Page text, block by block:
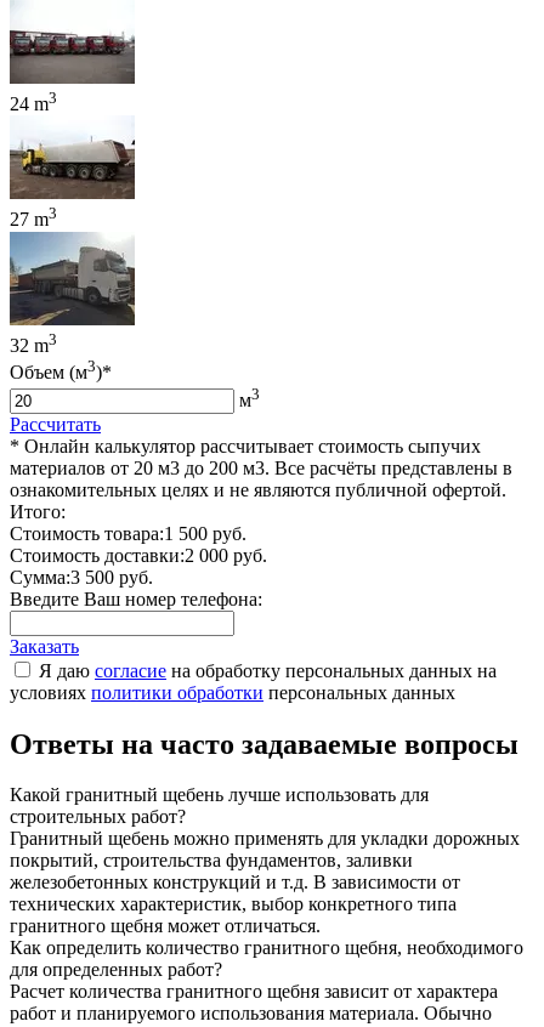
24 m3
27 m3
32 m3
Объем (м3)*
м3
Рассчитать
* Онлайн калькулятор рассчитывает стоимость сыпучих
материалов от 20 м3 до 200 м3. Все расчёты представлены в
ознакомительных целях и не являются публичной офертой.
Итого:
Стоимость товара:1 500 руб.
Стоимость доставки:2 000 руб.
Сумма:3 500 руб.
Введите Ваш номер телефона:
Заказать
Я даю согласие на обработку персональных данных на
условиях политики обработки персональных данных
Ответы на часто задаваемые вопросы
Какой гранитный щебень лучше использовать для
строительных работ?
Гранитный щебень можно применять для укладки дорожных
покрытий, строительства фундаментов, заливки
железобетонных конструкций и т.д. В зависимости от
технических характеристик, выбор конкретного типа
гранитного щебня может отличаться.
Как определить количество гранитного щебня, необходимого
для определенных работ?
Расчет количества гранитного щебня зависит от характера
работ и планируемого использования материала. Обычно